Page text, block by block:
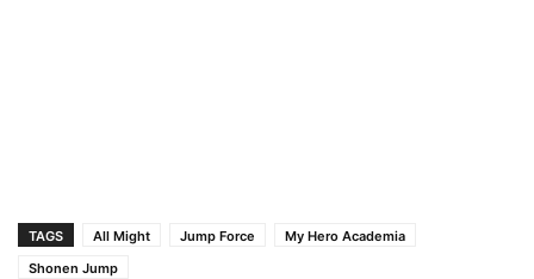
TAGS All Might Jump Force
My Hero Academia
Shonen Jump